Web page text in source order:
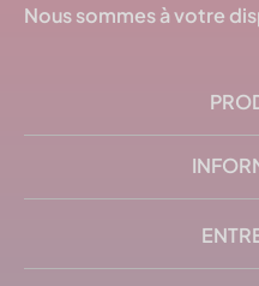
Nous sommes à votre